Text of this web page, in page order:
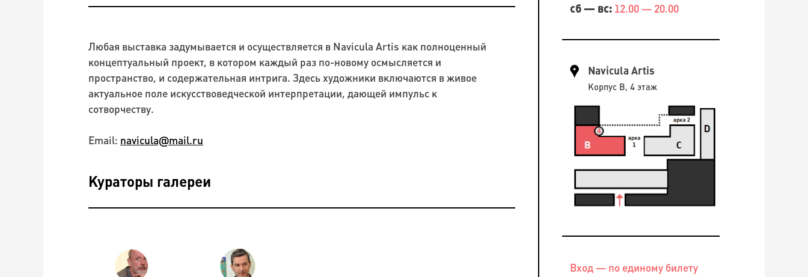
Любая выставка задумывается и осуществляется в Navicula Artis как полноценный
концептуальный проект, в котором каждый раз по-новому осмысляется и
пространство, и содержательная интрига. Здесь художники включаются в живое
актуальное поле искусствоведческой интерпретации, дающей импульс к
сотворчеству.
Email: navicula@mail.ru
Кураторы галереи
сб — вс: 12.00 — 20.00
Navicula Artis
Корпус B, 4 этаж
Вход — по единому билету